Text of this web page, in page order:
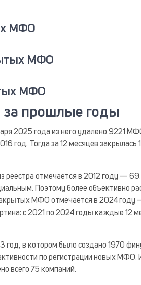
МФО
МФО
МФО
прошлые годы
2025 года из него удалено 9221
год. Тогда за 12 месяцев закрылась
отмечается в 2012 году —
Поэтому более объективно
МФО отмечается в 2024 году
с 2021 по 2024 годы каждые 12
год, в котором было создано 1970
по регистрации новых МФО.
всего 75 компаний.